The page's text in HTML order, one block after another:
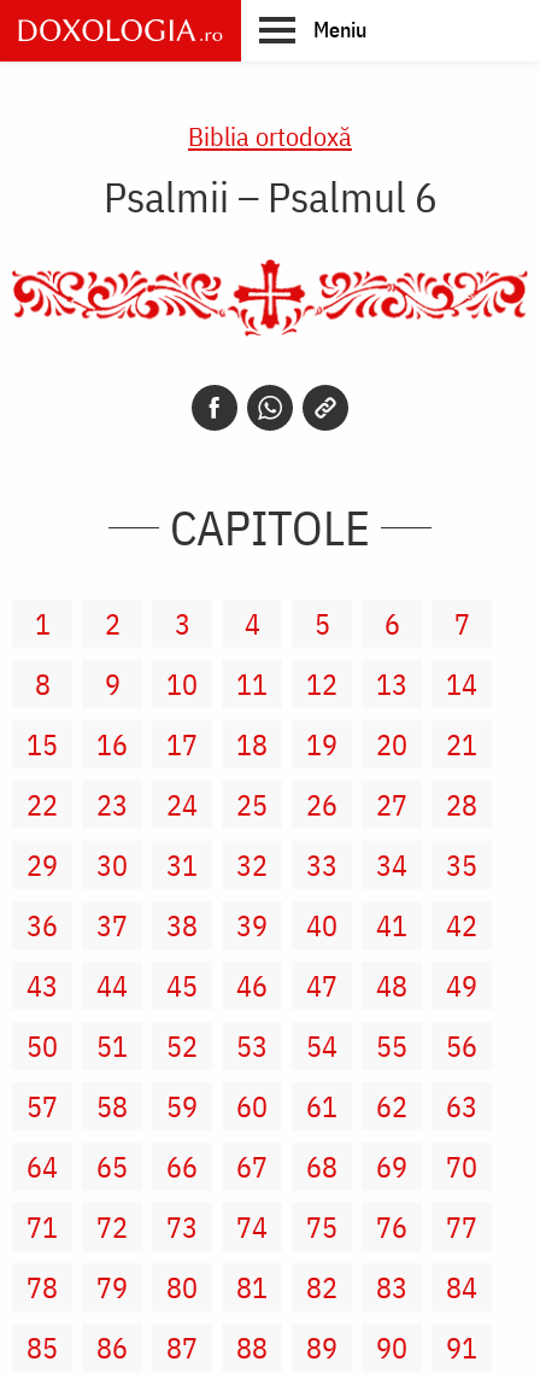
Skip
to
main
Meniu
Biblia ortodoxă
Psalmii – Psalmul 6
CAPITOLE
1 2 3 4 5 6
7
8
9 10 11 12 13
14
15
16 17 18 19 20
21
22
23 24 25 26 27
28
29
30 31 32 33 34
35
36
37 38 39 40 41
42
43
44 45 46 47 48
49
50
51 52 53 54 55
56
57
58 59 60 61 62
63
64
65 66 67 68 69
70
71
72 73 74 75 76
77
78
79 80 81 82 83
84
85
86 87 88 89 90
91